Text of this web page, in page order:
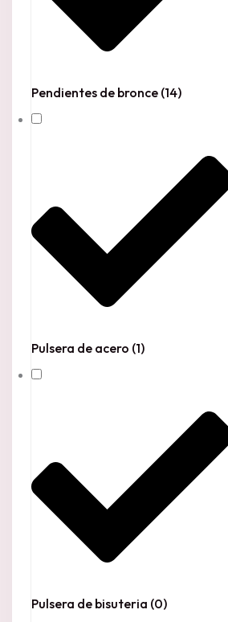
Pendientes de bronce (14)
Pulsera de acero (1)
Pulsera de bisuteria (0)